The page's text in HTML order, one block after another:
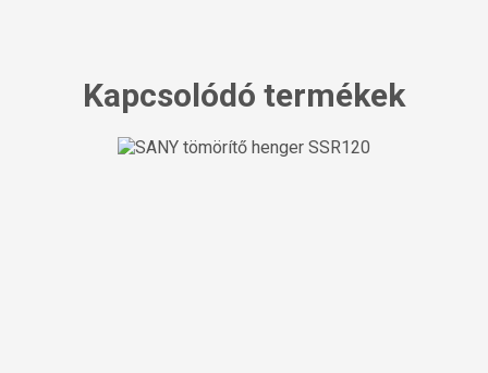
Kapcsolódó termékek